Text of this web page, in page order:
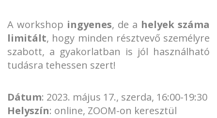
A workshop ingyenes, de a helyek száma
limitált, hogy minden résztvevő személyre
szabott, a gyakorlatban is jól használható
tudásra tehessen szert!
Dátum: 2023. május 17., szerda, 16:00-19:30
Helyszín: online, ZOOM-on keresztül